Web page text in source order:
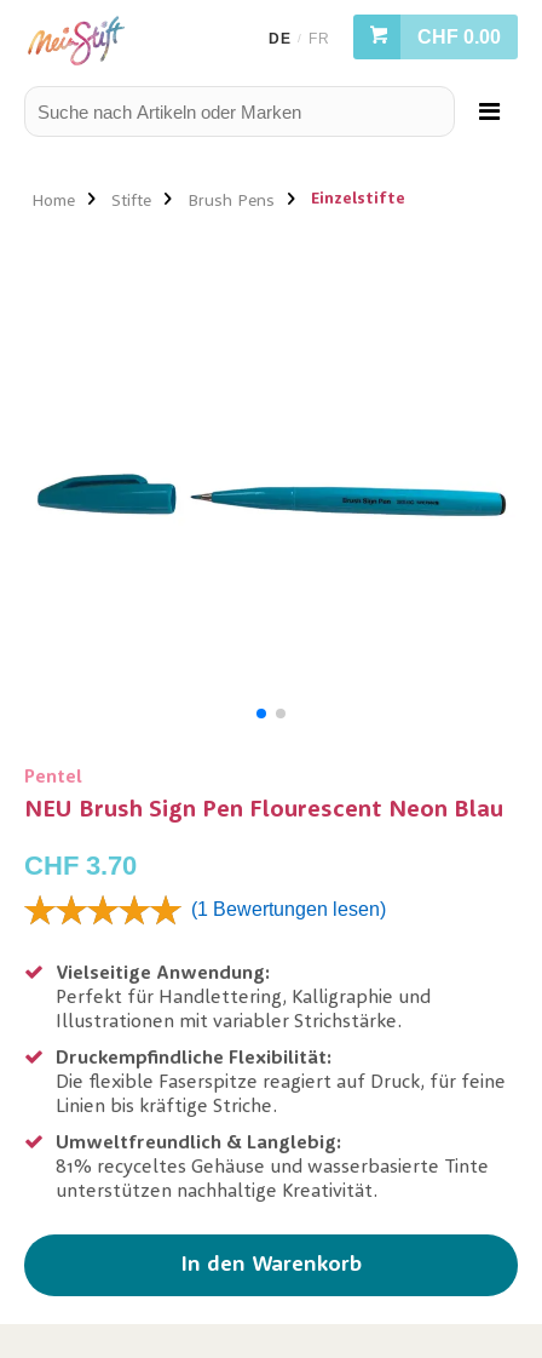
DE / FR CHF 0.00
Home Stifte Brush Pens Einzelstifte
Pentel
NEU Brush Sign Pen Flourescent Neon Blau
CHF 3.70
(1 Bewertungen lesen)
Vielseitige Anwendung:
Perfekt für Handlettering, Kalligraphie und
Illustrationen mit variabler Strichstärke.
Druckempfindliche Flexibilität:
Die flexible Faserspitze reagiert auf Druck, für feine
Linien bis kräftige Striche.
Umweltfreundlich & Langlebig:
81% recyceltes Gehäuse und wasserbasierte Tinte
unterstützen nachhaltige Kreativität.
In den Warenkorb